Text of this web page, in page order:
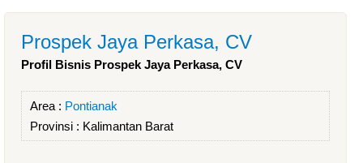
Prospek Jaya Perkasa, CV
Profil Bisnis Prospek Jaya Perkasa, CV
Area : Pontianak
Provinsi : Kalimantan Barat